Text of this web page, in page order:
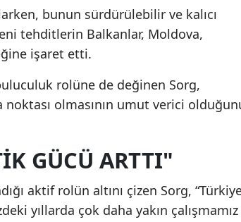
bunun sürdürülebilir ve kalıcı
tehditlerin Balkanlar, Moldova,
işaret etti.
rolüne de değinen Sorg,
olmasının umut verici
GÜCÜ ARTTI"
aktif rolün altını çizen Sorg,
yıllarda çok daha yakın çalışmamız